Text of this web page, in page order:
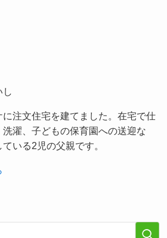
し
注文住宅を建てました。在宅で仕
濯、子どもの保育園への送迎な
いる2児の父親です。